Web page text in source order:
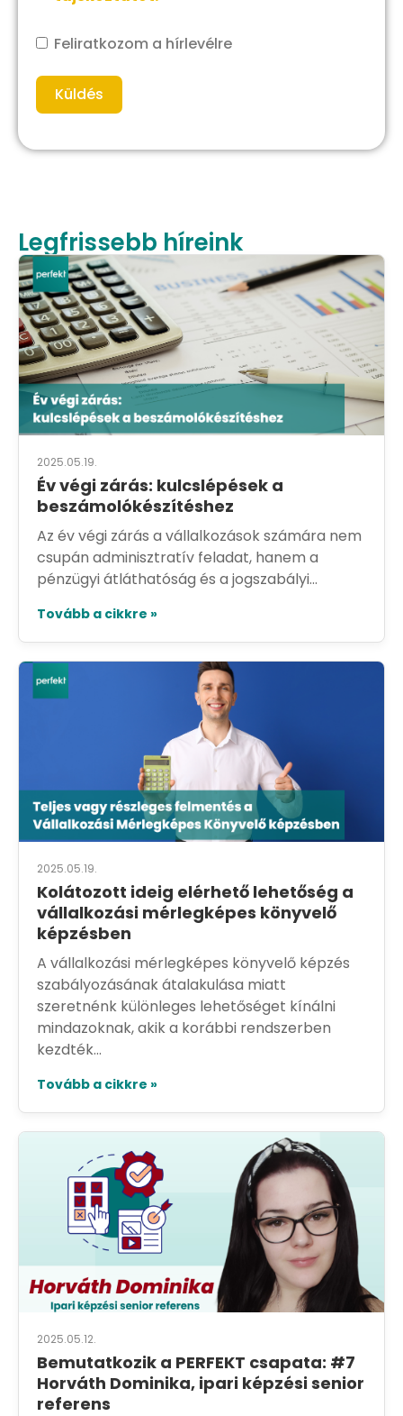
Feliratkozom a hírlevélre
Küldés
Legfrissebb híreink
2025.05.19.
Év végi zárás: kulcslépések a
beszámolókészítéshez
Az év végi zárás a vállalkozások számára nem
csupán adminisztratív feladat, hanem a
pénzügyi átláthatóság és a jogszabályi...
Tovább a cikkre »
2025.05.19.
Kolátozott ideig elérhető lehetőség a
vállalkozási mérlegképes könyvelő
képzésben
A vállalkozási mérlegképes könyvelő képzés
szabályozásának átalakulása miatt
szeretnénk különleges lehetőséget kínálni
mindazoknak, akik a korábbi rendszerben
kezdték...
Tovább a cikkre »
2025.05.12.
Bemutatkozik a PERFEKT csapata: #7
Horváth Dominika, ipari képzési senior
referens